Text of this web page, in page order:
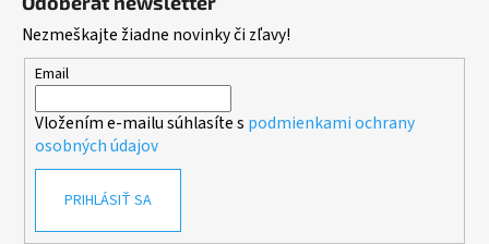
Nezmeškajte žiadne novinky či zľavy!
Email
Vložením e-mailu súhlasíte s podmienkami ochrany
osobných údajov
PRIHLÁSIŤ SA